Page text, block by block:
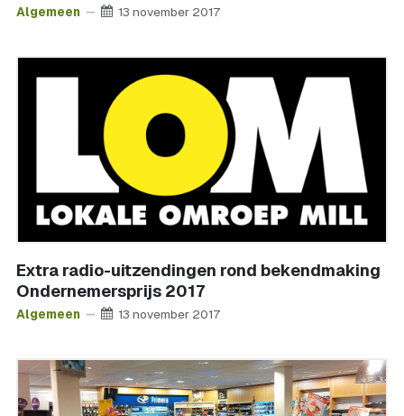
Algemeen 13 november 2017
Extra radio-uitzendingen rond bekendmaking
Ondernemersprijs 2017
Algemeen 13 november 2017